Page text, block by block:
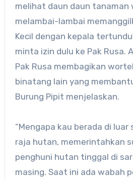
melihat daun daun tanaman
melambai-lambai
Kecil dengan kepala
minta izin dulu ke Pak Rusa.
Pak Rusa membagikan
binatang lain yang
Burung Pipit menjelaskan.
“Mengapa kau berada di luar
raja hutan, memerintahkan
penghuni hutan tinggal di
masing. Saat ini ada wabah